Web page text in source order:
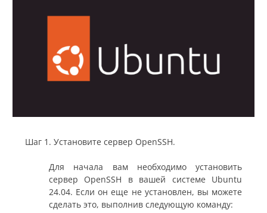
Шаг 1. Установите сервер OpenSSH.
Для начала вам необходимо установить
сервер OpenSSH в вашей системе Ubuntu
24.04. Если он еще не установлен, вы можете
сделать это, выполнив следующую команду: